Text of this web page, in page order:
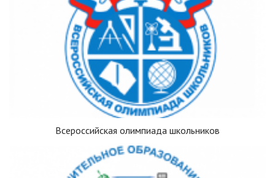
Всероссийская олимпиада школьников